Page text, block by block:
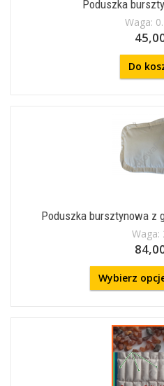
Poduszka
Waga:
Do
Poduszka bursztynowa z
Waga:
Wybierz